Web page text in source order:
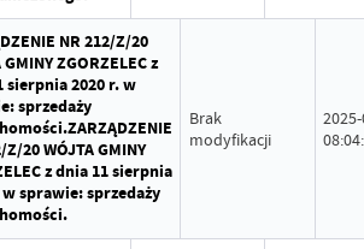
NR 212/Z/20
GMINY ZGORZELEC z
sierpnia 2020 r. w
sprzedaży
Z/20 WÓJTA GMINY
z dnia 11 sierpnia
w sprawie: sprzedaży
Brak
modyfikacji